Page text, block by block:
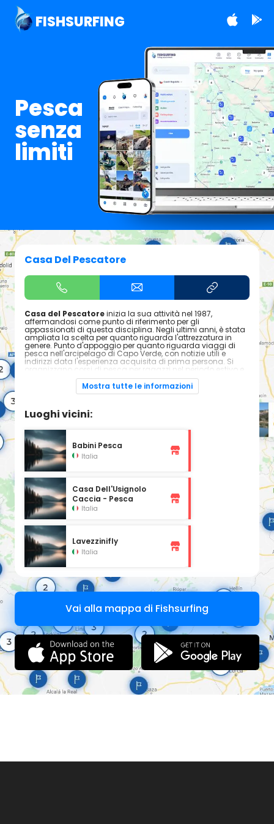
FISHSURFING
Pesca
senza
limiti
Casa Del Pescatore
Casa del Pescatoreinizia la sua attività nel 1987,
affermandosi come punto di riferimento per gli
appassionati di questa disciplina. Negli ultimi anni, è stata
ampliata la scelta per quanto riguarda l'attrezzatura in
genere. Punto d'appoggio per quanto riguarda viaggi di
pesca nell'arcipelago di Capo Verde, con notizie utili e
indirizzi data l'esperienza acquisita di prima persona. Si
organizzano corsi di pesca per ragazzi nel periodo estivo e
battute di pesca nell'Adriatico per gli appassionati del
Orari d'apertura
Lunedì: 15:30 - 19:30
Martedì: 8:30 - 12:30, 15:30 - 19:30
Giovedì: 8:30 - 12:30, 15:30 - 19:30
Venerdì: 8:30 - 12:30, 15:30 - 19:30
Sabato: 8:30 - 12:30, 15:30 - 19:30
Domenica: Chiuso
Mostra tutte le informazioni
Luoghi vicini:
Babini Pesca
Italia
Casa Dell'Usignolo
Caccia - Pesca
Italia
Lavezzinifly
Italia
Vai alla mappa di Fishsurfing